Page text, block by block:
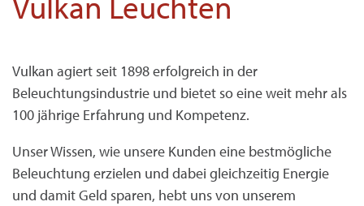
Vulkan agiert seit 1898 erfolgreich in der
Beleuchtungsindustrie und bietet so eine weit mehr als
100 jährige Erfahrung und Kompetenz.
Unser Wissen, wie unsere Kunden eine bestmögliche
Beleuchtung erzielen und dabei gleichzeitig Energie
und damit Geld sparen, hebt uns von unserem